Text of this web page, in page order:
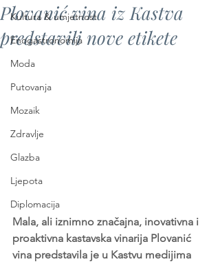
Kultura & umjetnost
Enogastronomija
Moda
Putovanja
Mozaik
Zdravlje
Glazba
Ljepota
Diplomacija
Plovanić vina iz Kastva
predstavili nove etikete
Mala, ali iznimno značajna, inovativna i
proaktivna kastavska vinarija Plovanić
vina predstavila je u Kastvu medijima